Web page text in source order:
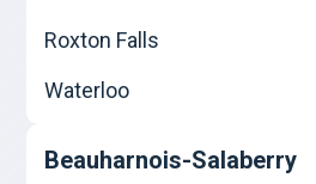
Roxton Falls
Waterloo
Beauharnois-Salaberry